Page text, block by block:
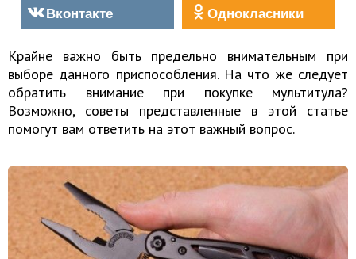
Вконтакте
Однокласники
Крайне важно быть предельно внимательным при
выборе данного приспособления. На что же следует
обратить внимание при покупке мультитула?
Возможно, советы представленные в этой статье
помогут вам ответить на этот важный вопрос.